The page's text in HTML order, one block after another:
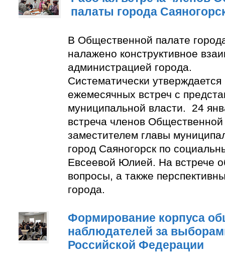
палаты города
В Общественной палате
налажено конструктивное
администрацией города.
Систематически утверждается
ежемесячных встреч с
муниципальной власти. 24
встреча членов
заместителем главы
город Саяногорск по
Евсеевой Юлией. На встрече
вопросы, а также
города.
Формирование корпуса
наблюдателей за
Российской Федерации